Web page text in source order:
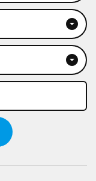
arrow_drop_down_circle
arrow_drop_down_circle